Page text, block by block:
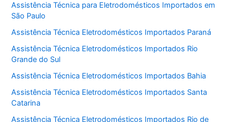
Assistência Técnica para Eletrodomésticos Importados em
São Paulo
Assistência Técnica Eletrodomésticos Importados Paraná
Assistência Técnica Eletrodomésticos Importados Rio
Grande do Sul
Assistência Técnica Eletrodomésticos Importados Bahia
Assistência Técnica Eletrodomésticos Importados Santa
Catarina
Assistência Técnica Eletrodomésticos Importados Rio de